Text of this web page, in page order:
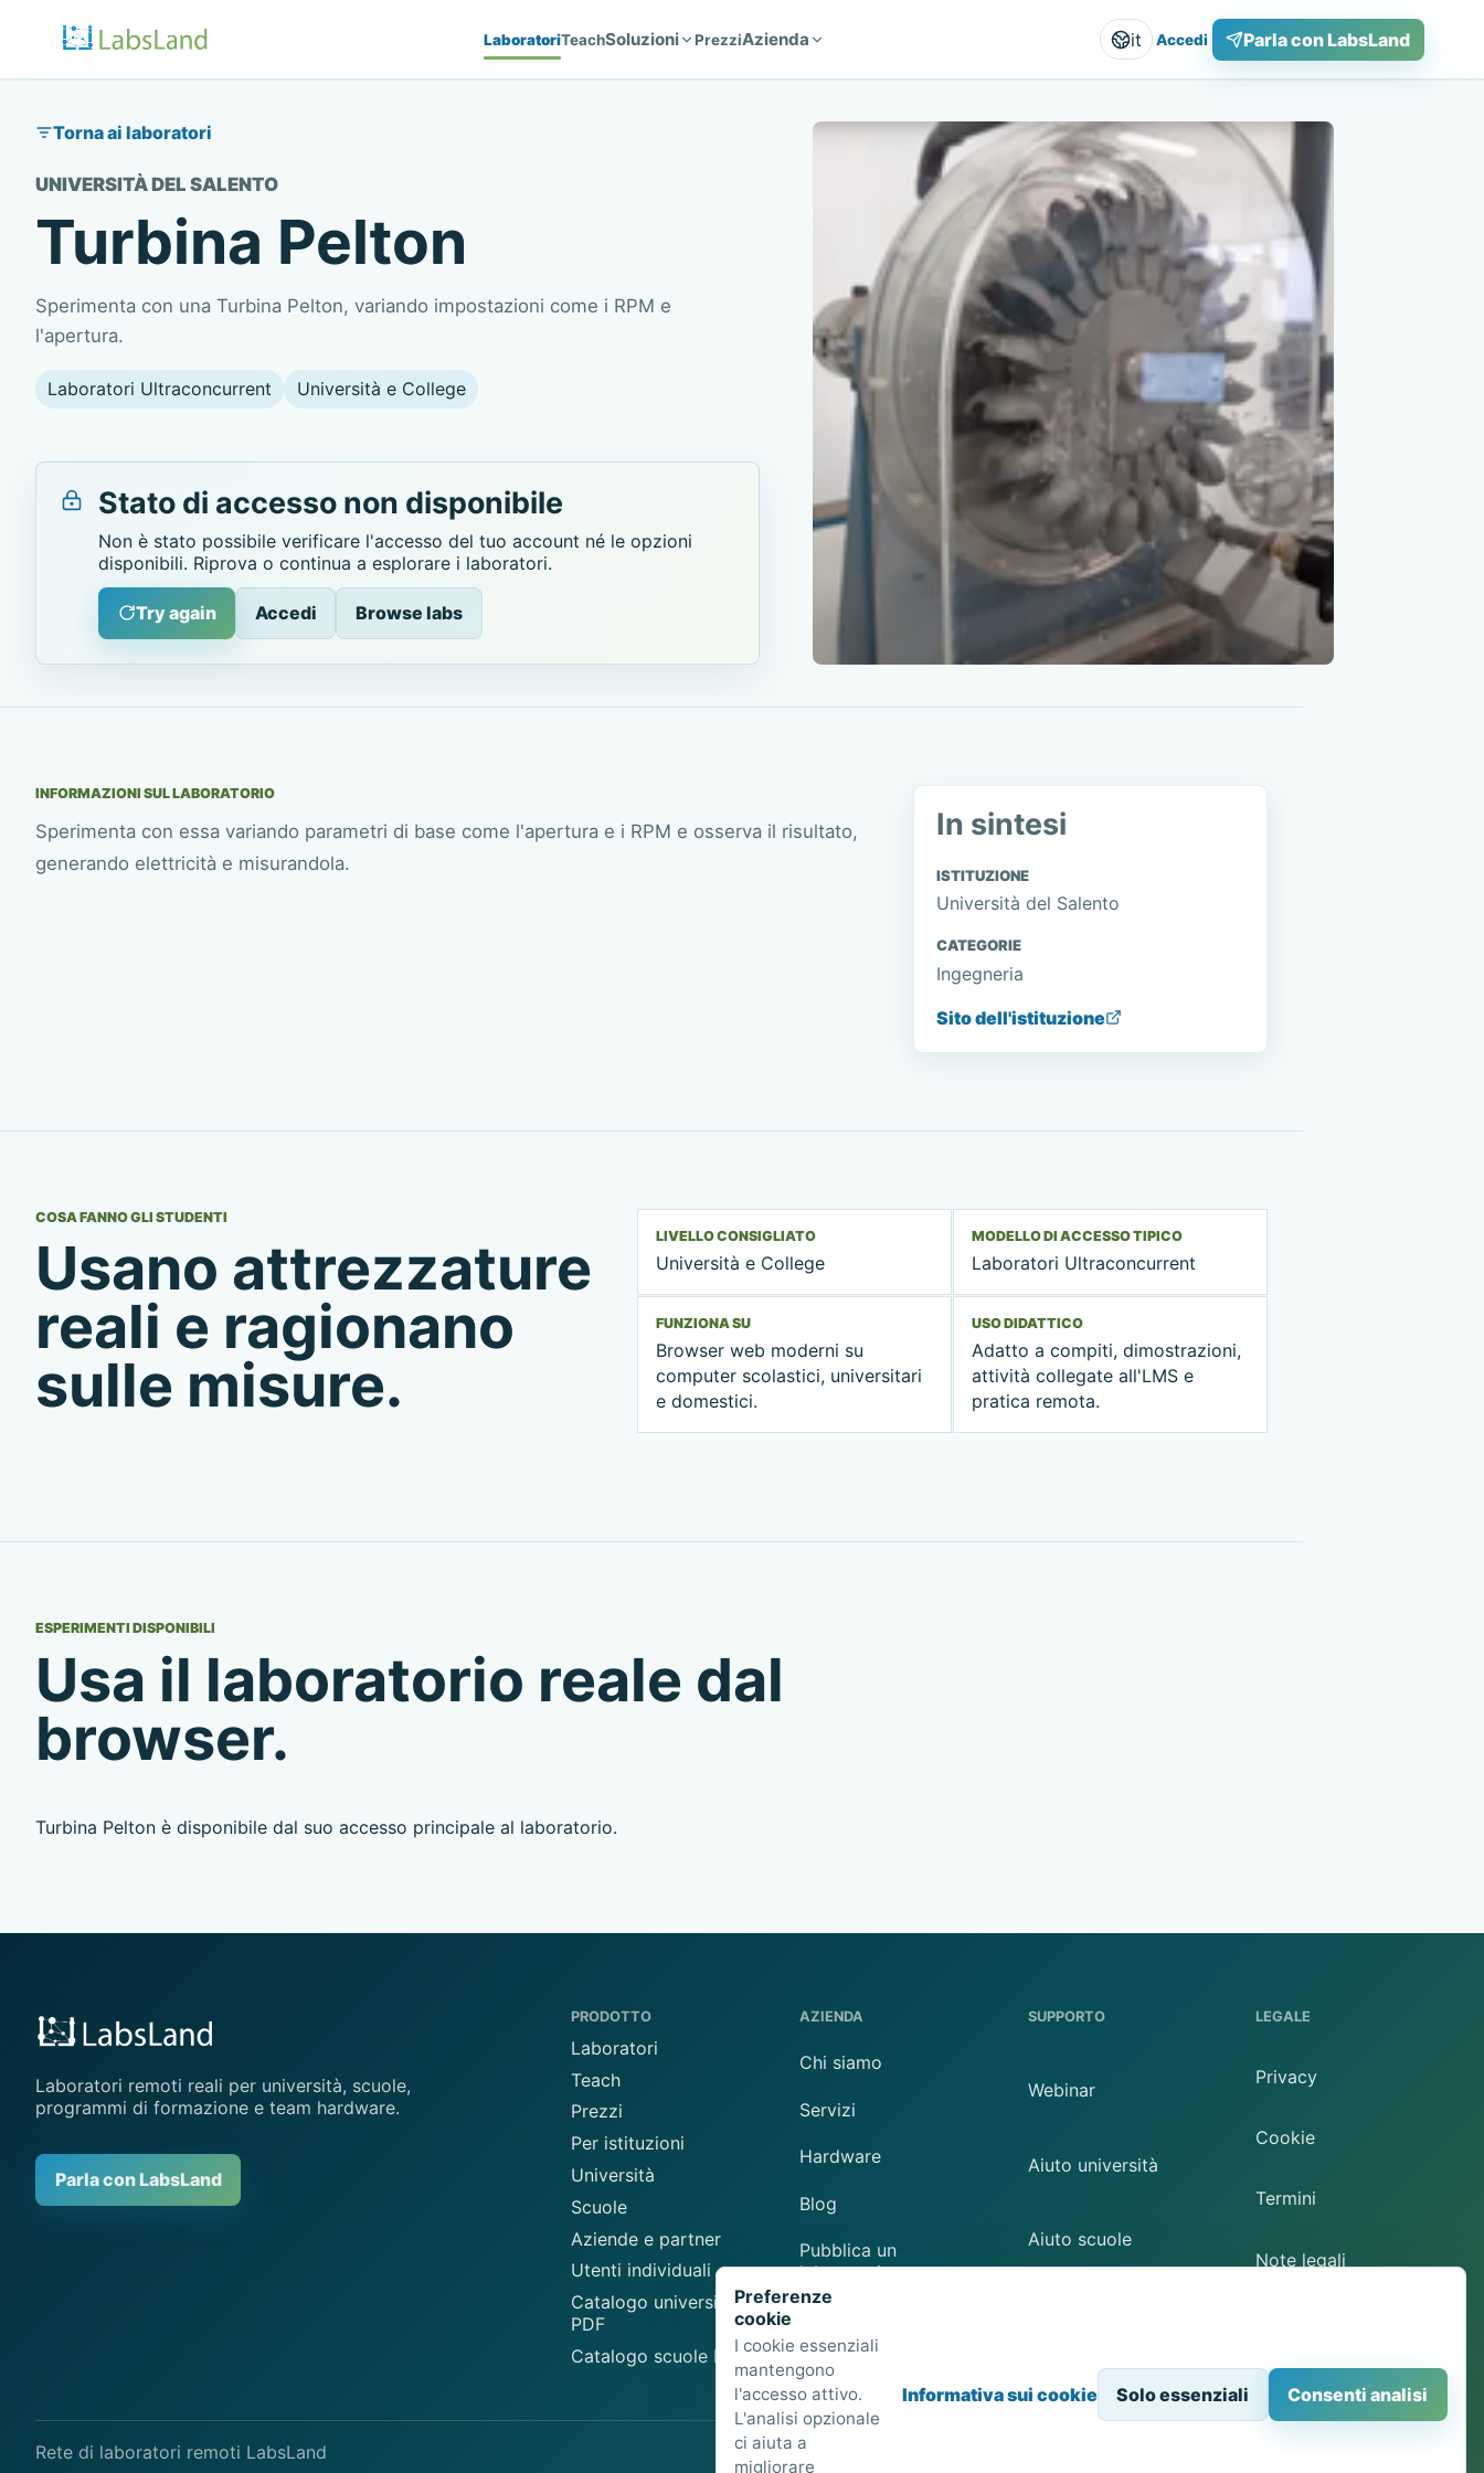
LaboratoriTeachSoluzioni PrezziAzienda it Accedi Parla con LabsLand
Torna ai laboratori
UNIVERSITÀ DEL SALENTO
Turbina Pelton
Sperimenta con una Turbina Pelton, variando impostazioni come i RPM e
l'apertura.
Laboratori Ultraconcurrent Università e College
Stato di accesso non disponibile
Non è stato possibile verificare l'accesso del tuo account né le opzioni
disponibili. Riprova o continua a esplorare i laboratori.
Try again Accedi Browse labs
INFORMAZIONI SUL LABORATORIO
Sperimenta con essa variando parametri di base come l'apertura e i RPM e osserva il risultato,
generando elettricità e misurandola.
In sintesi
ISTITUZIONE
Università del Salento
CATEGORIE
Ingegneria
Sito dell'istituzione
COSA FANNO GLI STUDENTI
Usano attrezzature
reali e ragionano
sulle misure.
LIVELLO CONSIGLIATO
Università e College
MODELLO DI ACCESSO TIPICO
Laboratori Ultraconcurrent
FUNZIONA SU
Browser web moderni su
computer scolastici, universitari
e domestici.
USO DIDATTICO
Adatto a compiti, dimostrazioni,
attività collegate all'LMS e
pratica remota.
ESPERIMENTI DISPONIBILI
Usa il laboratorio reale dal
browser.
Turbina Pelton è disponibile dal suo accesso principale al laboratorio.
Laboratori remoti reali per università, scuole,
programmi di formazione e team hardware.
Parla con LabsLand
PRODOTTO
Laboratori
Teach
Prezzi
Per istituzioni
Università
Scuole
Aziende e partner
Utenti individuali
Catalogo universitario
PDF
Catalogo scuole PDF
AZIENDA
Chi siamo
Servizi
Hardware
Blog
Pubblica un
laboratorio
laboratorio
SUPPORTO
Webinar
Aiuto università
Aiuto scuole
LEGALE
Privacy
Cookie
Termini
Note legali
Rete di laboratori remoti LabsLand
Preferenze
cookie
I cookie essenziali
mantengono
l'accesso attivo.
L'analisi opzionale
ci aiuta a
migliorare
Informativa sui cookie Solo essenziali Consenti analisi